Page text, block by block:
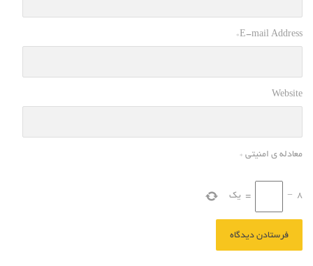
E-mail Address
*
Website
معادله ی امنیتی *
8
−
= یک